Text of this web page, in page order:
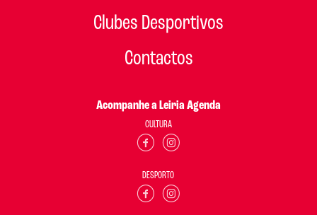
Clubes Desportivos
Contactos
Acompanhe a Leiria Agenda
CULTURA
DESPORTO